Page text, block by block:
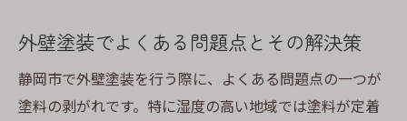
外壁塗装でよくある問題点とその解決策
静岡市で外壁塗装を行う際に、よくある問題点の一つが
塗料の剥がれです。特に湿度の高い地域では塗料が定着